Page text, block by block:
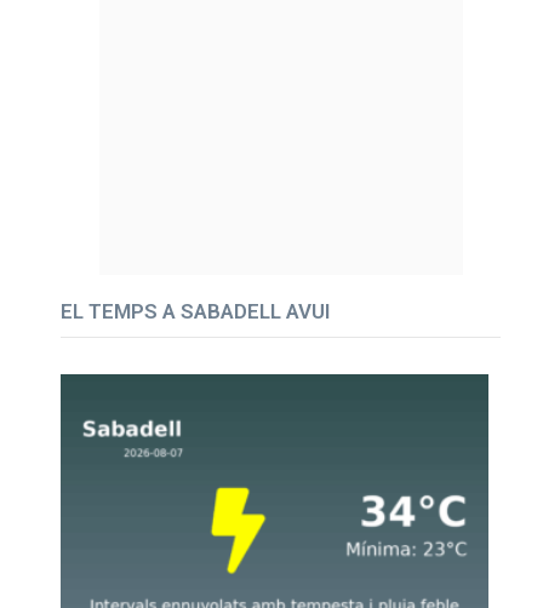
EL TEMPS A SABADELL AVUI